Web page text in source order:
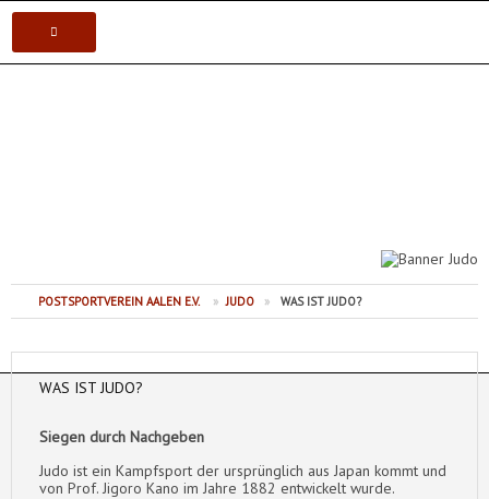
TISCHTENNIS
POSTSPORTVEREIN AALEN E.V. » JUDO » WAS IST JUDO?
WAS IST JUDO?
Siegen durch Nachgeben
Judo ist ein Kampfsport der ursprünglich aus Japan kommt und
von Prof. Jigoro Kano im Jahre 1882 entwickelt wurde.